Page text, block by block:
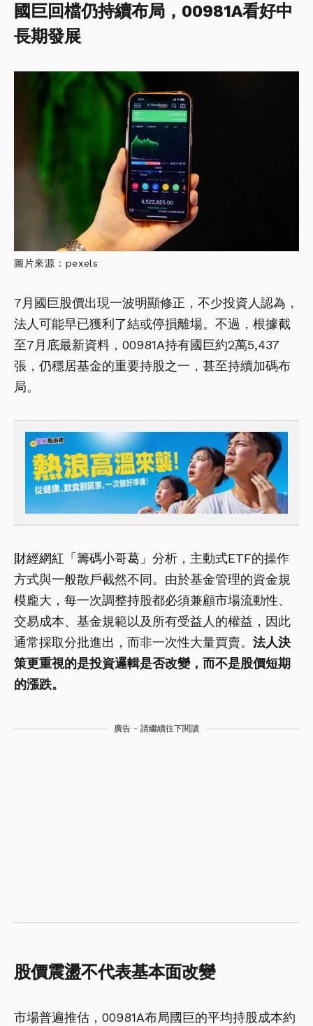
國巨回檔仍持續布局，00981A看好中
長期發展
圖片來源：pexels
7月國巨股價出現一波明顯修正，不少投資人認為，
法人可能早已獲利了結或停損離場。不過，根據截
至7月底最新資料，00981A持有國巨約2萬5,437
張，仍穩居基金的重要持股之一，甚至持續加碼布
局。
財經網紅「籌碼小哥葛」 分析，主動式ETF的操作
方式與一般散戶截然不同。由於基金管理的資金規
模龐大，每一次調整持股都必須兼顧市場流動性、
交易成本、基金規範以及所有受益人的權益，因此
通常採取分批進出，而非一次性大量買賣。 法人決
策更重視的是投資邏輯是否改變，而不是股價短期
的漲跌。
廣告 - 請繼續往下閱讀
股價震盪不代表基本面改變
市場普遍推估，00981A布局國巨的平均持股成本約